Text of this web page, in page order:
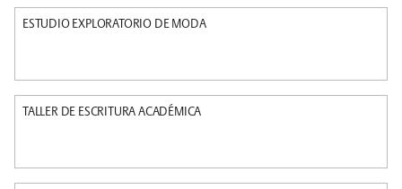
ESTUDIO EXPLORATORIO DE MODA
TALLER DE ESCRITURA ACADÉMICA